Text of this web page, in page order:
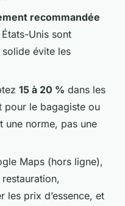
recommandée
Unis sont
évite les
15 à 20 % dans les
pour le bagagiste ou
une norme, pas une
Maps (hors ligne),
les prix d’essence, et